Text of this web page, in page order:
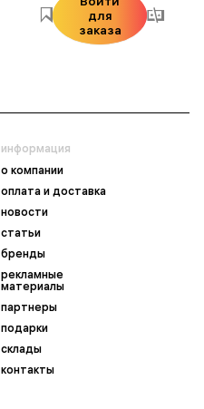
для
заказа
информация
о компании
оплата и доставка
новости
статьи
бренды
рекламные
материалы
партнеры
подарки
склады
контакты